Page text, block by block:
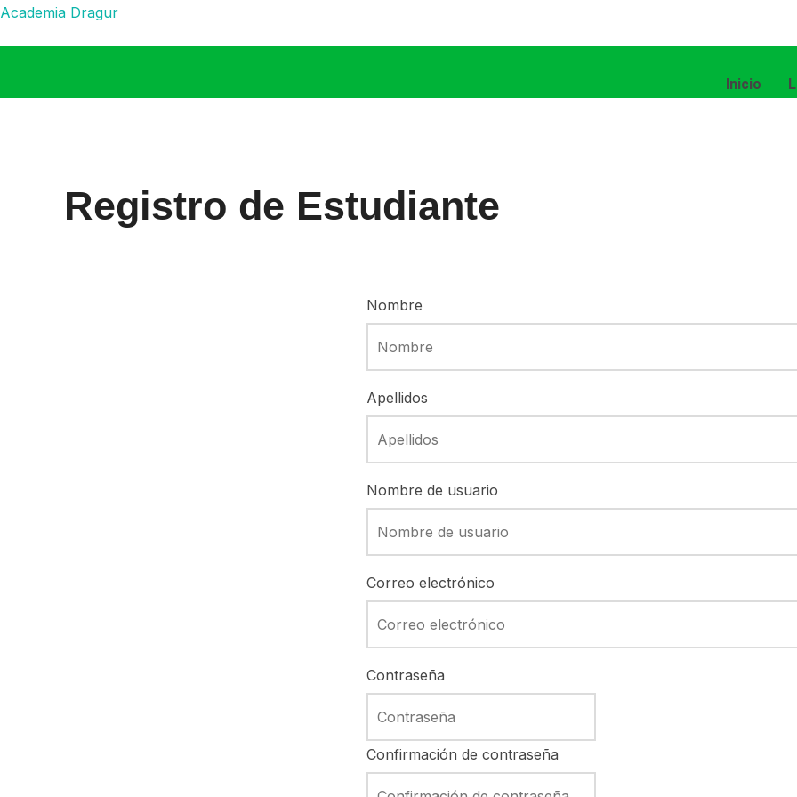
Academia Dragur
Inicio
Registro de Estudiante
Nombre
Apellidos
Nombre de usuario
Correo electrónico
Contraseña
Confirmación de contraseña